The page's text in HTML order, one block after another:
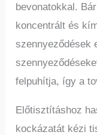
bevonatokkal.
koncentrált és
szennyeződések
felpuhítja, így a
Előtisztításhoz
kockázatát kézi